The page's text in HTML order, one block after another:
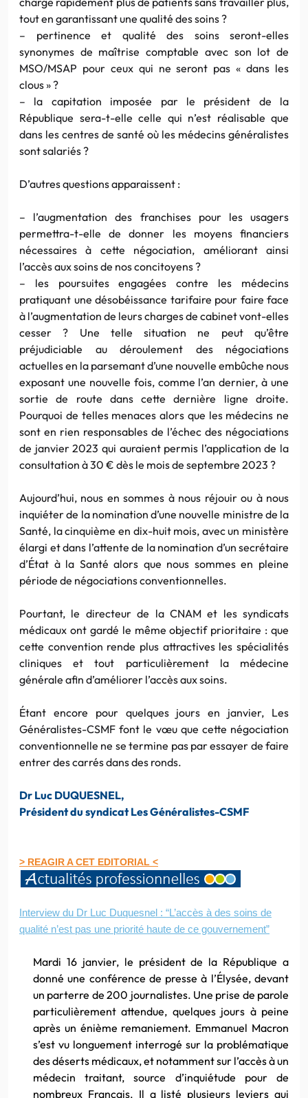
tout en garantissant une qualité des soins ?
– pertinence et qualité des soins seront-elles
synonymes de maîtrise comptable avec son lot de
MSO/MSAP pour ceux qui ne seront pas « dans les
clous » ?
– la capitation imposée par le président de la
République sera-t-elle celle qui n’est réalisable que
dans les centres de santé où les médecins généralistes
sont salariés ?
D’autres questions apparaissent :
– l’augmentation des franchises pour les usagers
permettra-t-elle de donner les moyens financiers
nécessaires à cette négociation, améliorant ainsi
l’accès aux soins de nos concitoyens ?
– les poursuites engagées contre les médecins
pratiquant une désobéissance tarifaire pour faire face
à l’augmentation de leurs charges de cabinet vont-elles
cesser ? Une telle situation ne peut qu’être
préjudiciable au déroulement des négociations
actuelles en la parsemant d’une nouvelle embûche nous
exposant une nouvelle fois, comme l’an dernier, à une
sortie de route dans cette dernière ligne droite.
Pourquoi de telles menaces alors que les médecins ne
sont en rien responsables de l’échec des négociations
de janvier 2023 qui auraient permis l’application de la
consultation à 30 € dès le mois de septembre 2023 ?
Aujourd’hui, nous en sommes à nous réjouir ou à nous
inquiéter de la nomination d’une nouvelle ministre de la
Santé, la cinquième en dix-huit mois, avec un ministère
élargi et dans l’attente de la nomination d’un secrétaire
d’État à la Santé alors que nous sommes en pleine
période de négociations conventionnelles.
Pourtant, le directeur de la CNAM et les syndicats
médicaux ont gardé le même objectif prioritaire : que
cette convention rende plus attractives les spécialités
cliniques et tout particulièrement la médecine
générale afin d’améliorer l’accès aux soins.
Étant encore pour quelques jours en janvier, Les
Généralistes-CSMF font le vœu que cette négociation
conventionnelle ne se termine pas par essayer de faire
entrer des carrés dans des ronds.
Dr Luc DUQUESNEL,
Président du syndicat Les Généralistes-CSMF
> REAGIR A CET EDITORIAL <
Interview du Dr Luc Duquesnel : “L’accès à des soins de
qualité n’est pas une priorité haute de ce gouvernement”
Mardi 16 janvier, le président de la République a
donné une conférence de presse à l’Élysée, devant
un parterre de 200 journalistes. Une prise de parole
particulièrement attendue, quelques jours à peine
après un énième remaniement. Emmanuel Macron
s’est vu longuement interrogé sur la problématique
des déserts médicaux, et notamment sur l’accès à un
médecin traitant, source d’inquiétude pour de
nombreux Français. Il a listé plusieurs leviers qui